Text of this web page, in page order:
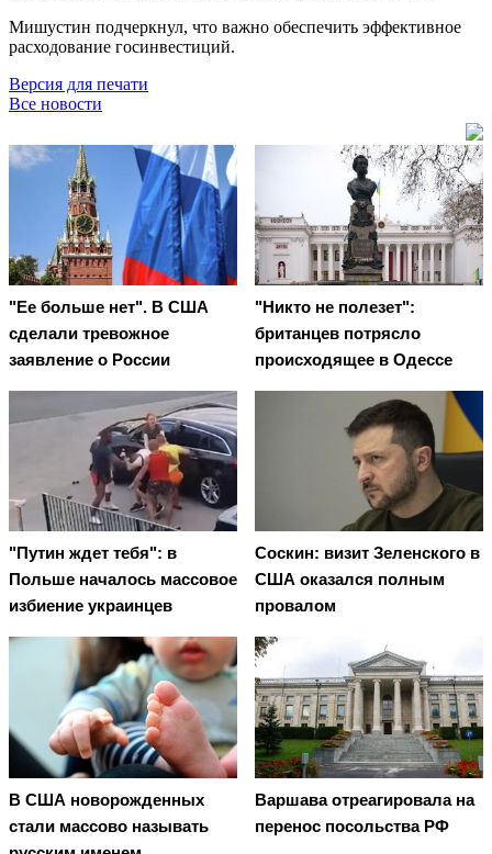
Мишустин подчеркнул, что важно обеспечить эффективное
расходование госинвестиций.
Версия для печати
Все новости
"Ее больше нет". В США
сделали тревожное
заявление о России
"Никто не полезет":
британцев потрясло
происходящее в Одессе
"Путин ждет тебя": в
Польше началось массовое
избиение украинцев
Соскин: визит Зеленского в
США оказался полным
провалом
В США новорожденных
стали массово называть
Варшава отреагировала на
перенос посольства РФ